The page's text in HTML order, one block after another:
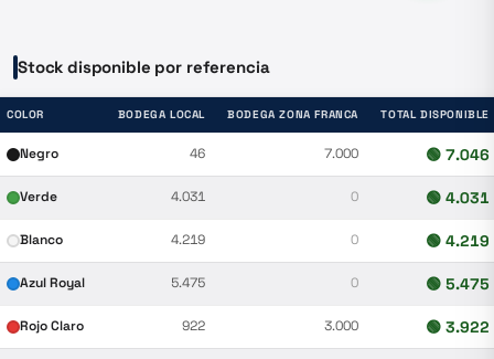
Stock disponible por referencia
COLOR BODEGA LOCAL BODEGA ZONA FRANCA TOTAL DISPONIBLE
Negro 46 7.000 🟢 7.046
Verde 4.031 0 🟢 4.031
Blanco 4.219 0 🟢 4.219
Azul Royal 5.475 0 🟢 5.475
Rojo Claro 922 3.000 🟢 3.922